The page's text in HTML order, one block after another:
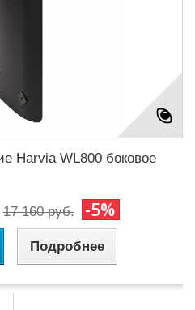
Harvia WL800 боковое
17 160 руб. -5%
Подробнее